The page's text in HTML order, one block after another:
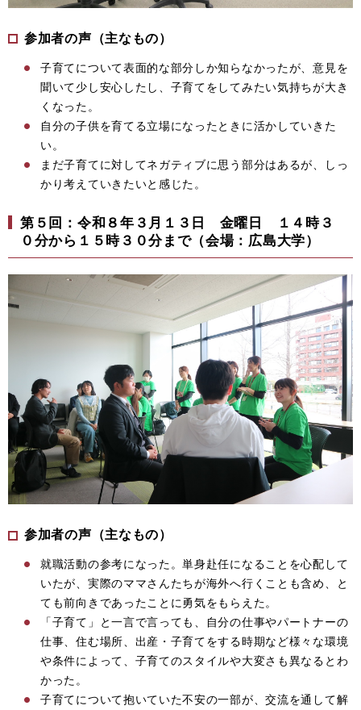
参加者の声（主なもの）
子育てについて表面的な部分しか知らなかったが、意見を
聞いて少し安心したし、子育てをしてみたい気持ちが大き
くなった。
自分の子供を育てる立場になったときに活かしていきた
い。
まだ子育てに対してネガティブに思う部分はあるが、しっ
かり考えていきたいと感じた。
第５回：令和８年３月１３日 金曜日 １４時３
０分から１５時３０分まで（会場：広島大学）
参加者の声（主なもの）
就職活動の参考になった。単身赴任になることを心配して
いたが、実際のママさんたちが海外へ行くことも含め、と
ても前向きであったことに勇気をもらえた。
「子育て」と一言で言っても、自分の仕事やパートナーの
仕事、住む場所、出産・子育てをする時期など様々な環境
や条件によって、子育てのスタイルや大変さも異なるとわ
かった。
子育てについて抱いていた不安の一部が、交流を通して解